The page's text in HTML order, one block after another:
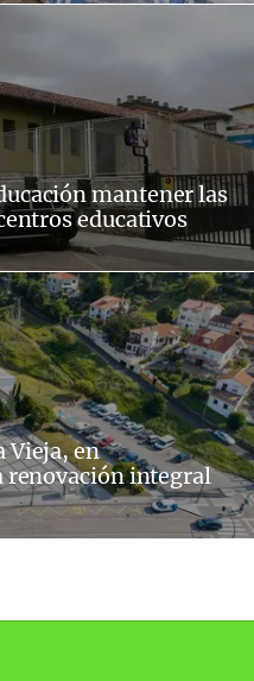
mantener las
educativos
Vieja, en
renovación integral